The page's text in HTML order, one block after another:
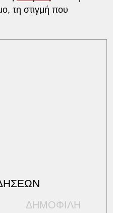
τη στιγμή που
ΔΗΜΟΦΙΛΗ